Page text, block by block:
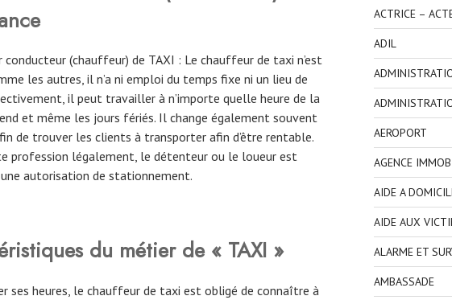
conducteur (chauffeur) de TAXI : Le chauffeur de taxi n’est
les autres, il n’a ni emploi du temps fixe ni un lieu de
il peut travailler à n’importe quelle heure de la
et même les jours fériés. Il change également souvent
de trouver les clients à transporter afin d’être rentable.
profession légalement, le détenteur ou le loueur est
autorisation de stationnement.
du métier de « TAXI »
ses heures, le chauffeur de taxi est obligé de connaître à
ACTRICE –
ADIL
AEROPORT
AGENCE
AIDE A
AIDE AUX
ALARME ET
AMBASSADE